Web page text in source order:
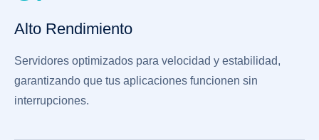
Alto Rendimiento
Servidores optimizados para velocidad y estabilidad,
garantizando que tus aplicaciones funcionen sin
interrupciones.